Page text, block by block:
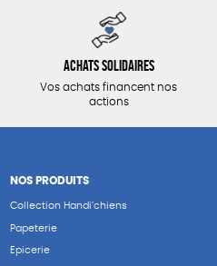
Achats solidaires
Vos achats financent nos
actions
NOS PRODUITS
Collection Handi’chiens
Papeterie
Epicerie